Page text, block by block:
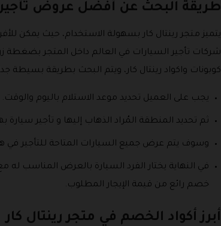
طريقة البحث عن أفضل عروض تأجير
يتميز متجر رينتال كار بسهولة الاستخدام، حيث يمكن
شركات تأجير السيارات في العالم داخل المتجر بضغطة
كوبونات واكواد رينتال كار، ويتم البحث بطريقة بسيطة جداً
يجب على العميل تحديد موعد الاستلام باليوم والوقت.
ثم تحديد المنطقة المُراد الذهاب إليها و تأجير سيارة
وسوف يتم عرض جميع السيارات المتاحة للتأجير في
في النهاية يختار الفرد السيارة بالعرض المناسب
خصم رائع من قيمة الإيجار المطلوب.
أبرز أكواد الخصم في متجر رينتال كار